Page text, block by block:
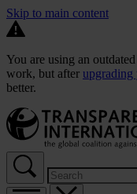
Skip to main content
You are using an
work, but after upgrading
better.